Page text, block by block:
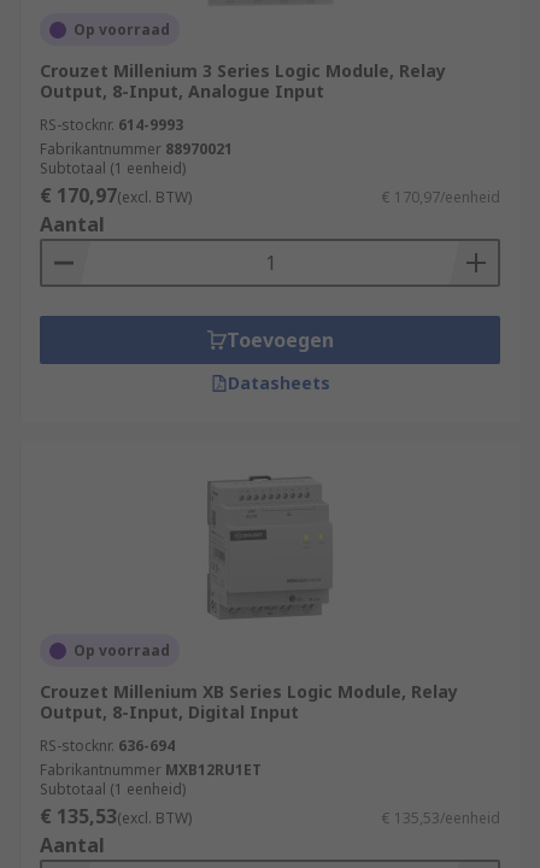
Op voorraad
Crouzet Millenium 3 Series Logic Module, Relay
Output, 8-Input, Analogue Input
RS-stocknr. 614-9993
Fabrikantnummer 88970021
Subtotaal (1 eenheid)
€ 170,97(excl. BTW) € 170,97/eenheid
Aantal
Toevoegen
Datasheets
Op voorraad
Crouzet Millenium XB Series Logic Module, Relay
Output, 8-Input, Digital Input
RS-stocknr. 636-694
Fabrikantnummer MXB12RU1ET
Subtotaal (1 eenheid)
€ 135,53(excl. BTW) € 135,53/eenheid
Aantal